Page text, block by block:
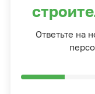
Ответьте на